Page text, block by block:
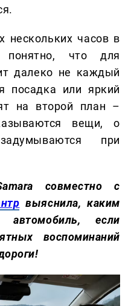
нескольких часов в
понятно, что для
далеко не каждый
посадка или яркий
на второй план –
вещи, о
при
совместно с
выяснила, каким
если
воспоминаний